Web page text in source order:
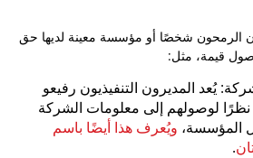
الرمحون شخصًا أو مؤسسة معينة لديها حق
قيمة، مثل:
يُعد المديرون التنفيذيون رفيعو
نظرًا لوصولهم إلى معلومات الشركة
المؤسسة، ويُعرف هذا أيضًا باسم
.